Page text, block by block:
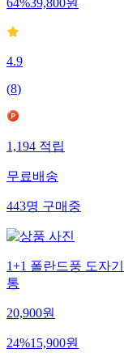
64%39,800원
4.9
(8)
1,194적립
무료배송
443명구매중
1+1 폴란드풍 도자
통
20,900원
24%15,900원